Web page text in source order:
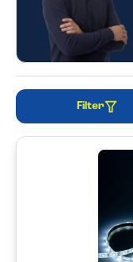
Filter